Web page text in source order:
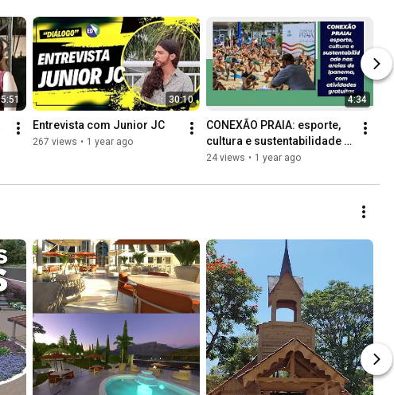
5:51 30:10
Entrevista com Junior JC
267 views • 1 year ago
4:34
CONEXÃO PRAIA: esporte,
cultura e sustentabilidade
nas areias de Ipanema
24 views • 1 year ago